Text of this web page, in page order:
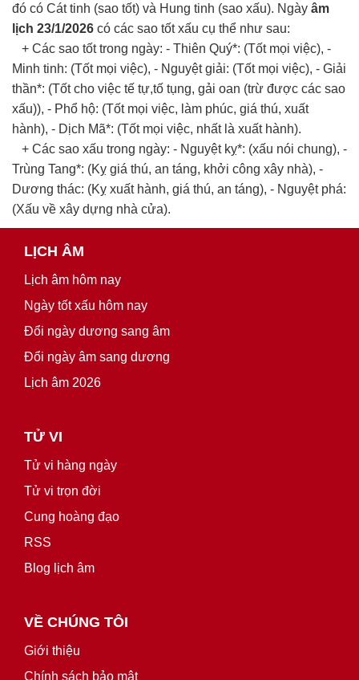
đó có Cát tinh (sao tốt) và Hung tinh (sao xấu). Ngày âm
lịch 23/1/2026 có các sao tốt xấu cụ thể như sau:
+ Các sao tốt trong ngày: - Thiên Quý*: (Tốt mọi việc), -
Minh tinh: (Tốt mọi việc), - Nguyệt giải: (Tốt mọi việc), - Giải
thần*: (Tốt cho việc tế tự,tố tụng, gải oan (trừ được các sao
xấu)), - Phổ hộ: (Tốt mọi việc, làm phúc, giá thú, xuất
hành), - Dịch Mã*: (Tốt mọi việc, nhất là xuất hành).
+ Các sao xấu trong ngày: - Nguyệt kỵ*: (xấu nói chung), -
Trùng Tang*: (Kỵ giá thú, an táng, khởi công xây nhà), -
Dương thác: (Kỵ xuất hành, giá thú, an táng), - Nguyệt phá:
(Xấu về xây dựng nhà cửa).
LỊCH ÂM
Lịch âm hôm nay
Ngày tốt xấu hôm nay
Đổi ngày dương sang âm
Đổi ngày âm sang dương
Lịch âm 2026
TỬ VI
Tử vi hàng ngày
Tử vi trọn đời
Cung hoàng đạo
RSS
Blog lịch âm
VỀ CHÚNG TÔI
Giới thiệu
Chính sách bảo mật